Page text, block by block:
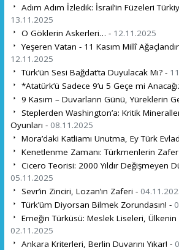
Adım Adım İzledik: İsrail’in Füzeleri Türkiye
13.11.2025
O Göklerin Askerleri… - 12.11.2025
Yeşeren Vatan - 11 Kasım Millî
12.11.2025
Türk’ün Sesi Bağdat’ta Duyulacak Mı? -
*Atatürk’ü Sadece 9’u 5 Geçe mi
9 Kasım – Duvarların Günü, Yüreklerin
Steplerden Washington’a: Kritik
Oyunları - 08.11.2025
Mora’daki Katliamı Unutma, Ey Türk
Kenetlenme Zamanı: Türkmenlerin
Cicero Teorisi: 2000 Yıldır Değişmeyen
05.11.2025
Sevr’in Zinciri, Lozan’ın Zaferi -
Türk’üm Diyorsan Bilmek Zorundasın! -
Emeğin Türküsü: Meslek Liseleri, Ülkenin
02.11.2025
Ankara Kriterleri, Berlin Duvarını Yıkar! -